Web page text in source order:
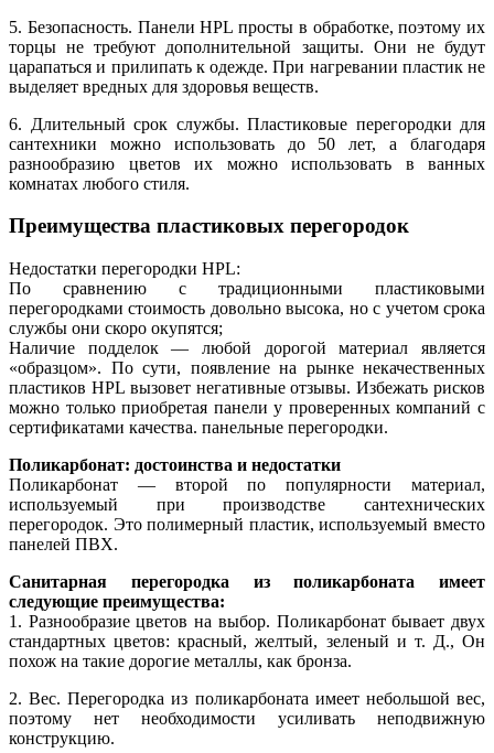
5. Безопасность. Панели HPL просты в обработке, поэтому их
торцы не требуют дополнительной защиты. Они не будут
царапаться и прилипать к одежде. При нагревании пластик не
выделяет вредных для здоровья веществ.
6. Длительный срок службы. Пластиковые перегородки для
сантехники можно использовать до 50 лет, а благодаря
разнообразию цветов их можно использовать в ванных
комнатах любого стиля.
Преимущества пластиковых перегородок
Недостатки перегородки HPL:
По сравнению с традиционными пластиковыми
перегородками стоимость довольно высока, но с учетом срока
службы они скоро окупятся;
Наличие подделок — любой дорогой материал является
«образцом». По сути, появление на рынке некачественных
пластиков HPL вызовет негативные отзывы. Избежать рисков
можно только приобретая панели у проверенных компаний с
сертификатами качества. панельные перегородки.
Поликарбонат: достоинства и недостатки
Поликарбонат — второй по популярности материал,
используемый при производстве сантехнических
перегородок. Это полимерный пластик, используемый вместо
панелей ПВХ.
Санитарная перегородка из поликарбоната имеет
следующие преимущества:
1. Разнообразие цветов на выбор. Поликарбонат бывает двух
стандартных цветов: красный, желтый, зеленый и т. Д., Он
похож на такие дорогие металлы, как бронза.
2. Вес. Перегородка из поликарбоната имеет небольшой вес,
поэтому нет необходимости усиливать неподвижную
конструкцию.